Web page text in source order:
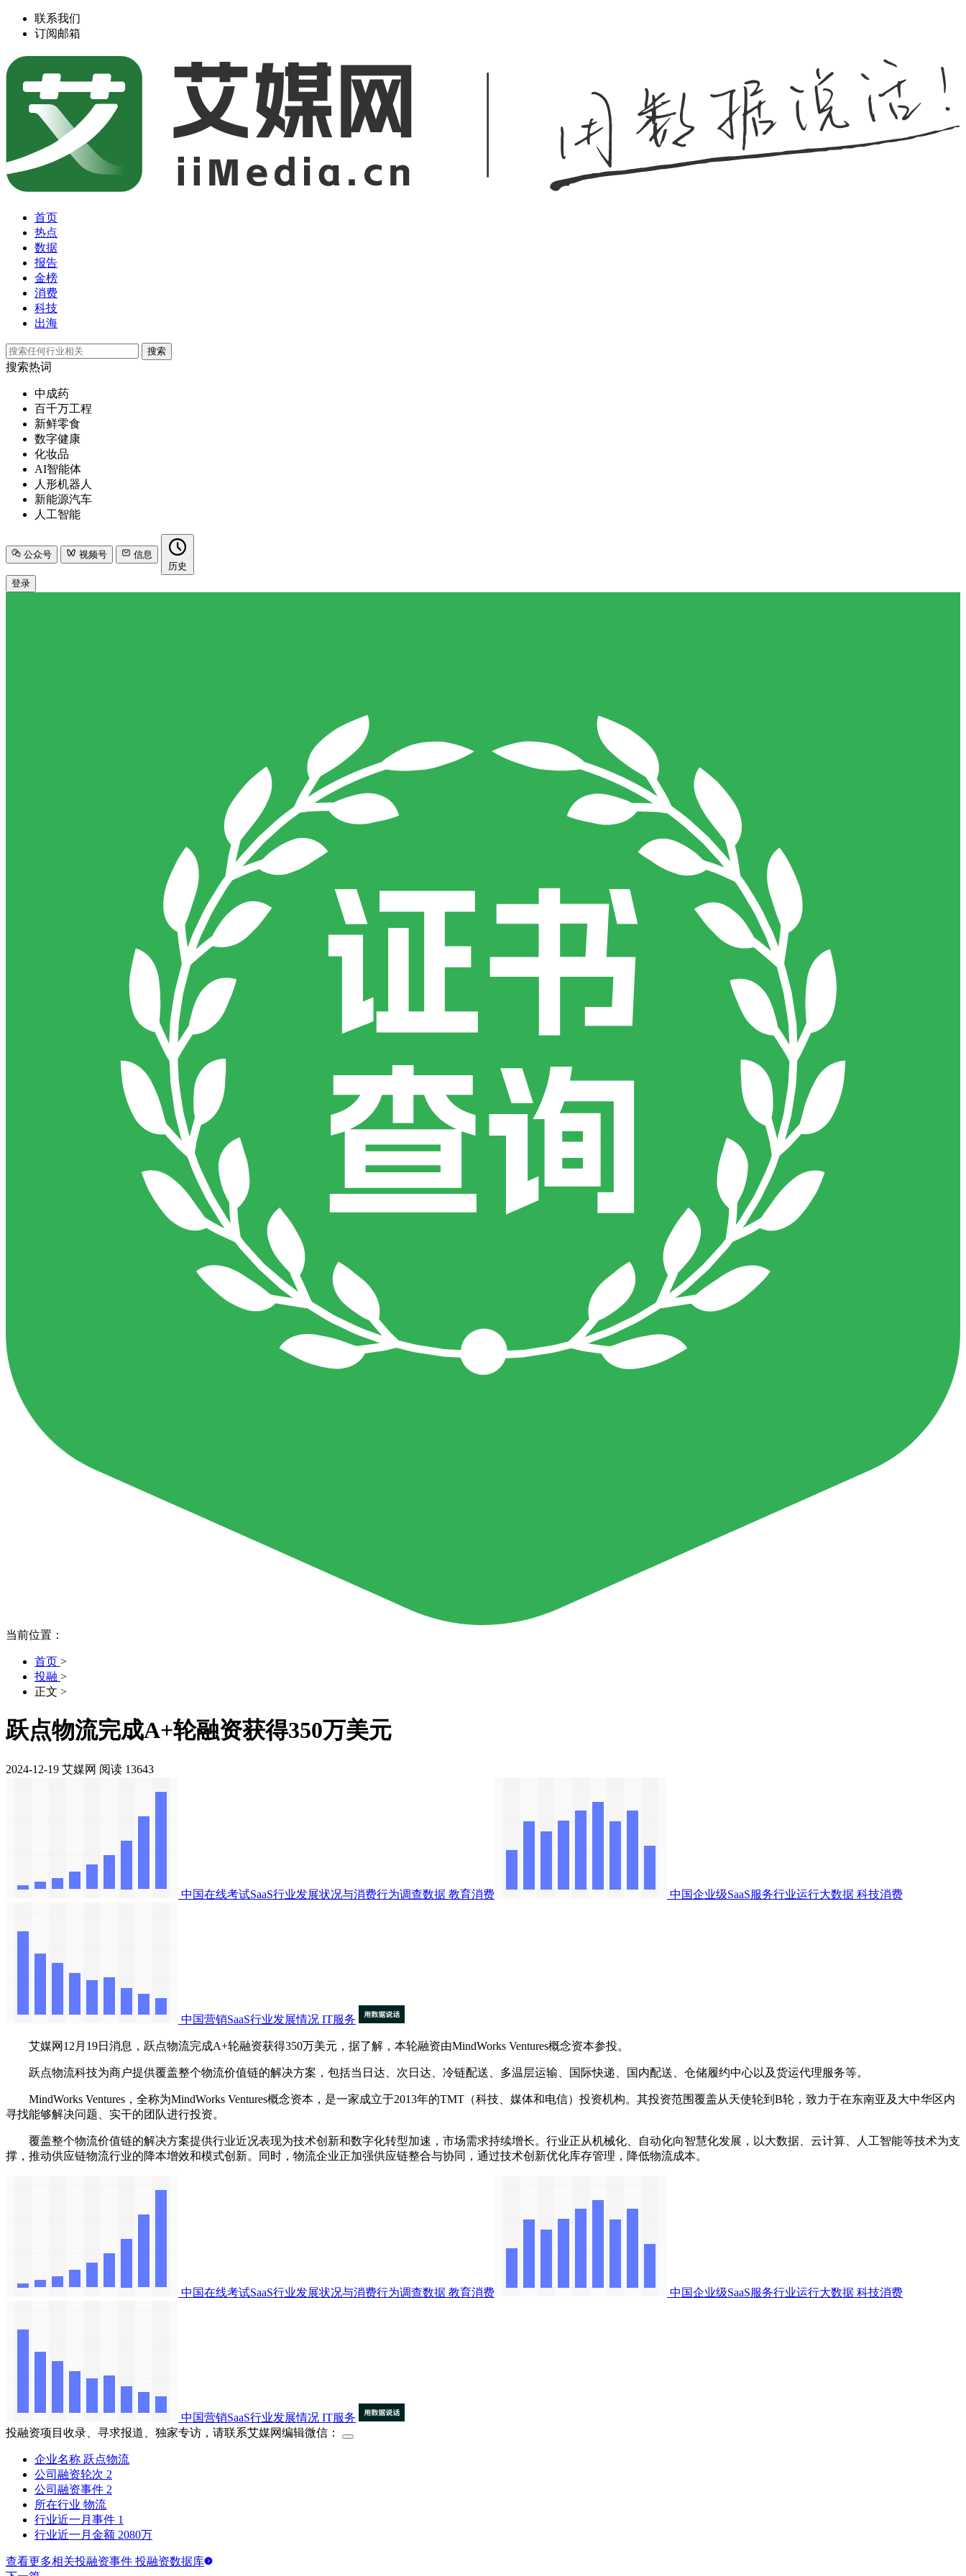
联系我们
订阅邮箱
首页
热点
数据
报告
金榜
消费
科技
出海
搜索
搜索热词
中成药
百千万工程
新鲜零食
数字健康
化妆品
AI智能体
人形机器人
新能源汽车
人工智能
公众号 视频号
信息
历史
登录
当前位置：
首页 >
投融 >
正文 >
跃点物流完成A+轮融资获得350万美元
2024-12-19 艾媒网 阅读 13643
中国在线考试SaaS行业发展状况与消费行为调查数据 教育消费 中国企业级SaaS服务行业运行大数据 科技消费
中国营销SaaS行业发展情况 IT服务
艾媒网12月19日消息，跃点物流完成A+轮融资获得350万美元，据了解，本轮融资由MindWorks Ventures概念资本参投。
跃点物流科技为商户提供覆盖整个物流价值链的解决方案，包括当日达、次日达、冷链配送、多温层运输、国际快递、国内配送、仓储履约中心以及货运代理服务等。
‌MindWorks Ventures‌，全称为MindWorks Ventures概念资本，是一家成立于2013年的TMT（科技、媒体和电信）投资机构。其投资范围覆盖从天使轮到B轮，致力于在东南亚及大中华区内
寻找能够解决问题、实干的团队进行投资。
覆盖整个物流价值链的解决方案提供行业近况表现为技术创新和数字化转型加速，市场需求持续增长。行业正从机械化、自动化向智慧化发展，以大数据、云计算、人工智能等技术为支
撑，推动供应链物流行业的降本增效和模式创新。同时，物流企业正加强供应链整合与协同，通过技术创新优化库存管理，降低物流成本。
中国在线考试SaaS行业发展状况与消费行为调查数据 教育消费 中国企业级SaaS服务行业运行大数据 科技消费
中国营销SaaS行业发展情况 IT服务
投融资项目收录、寻求报道、独家专访，请联系艾媒网编辑微信：
企业名称 跃点物流
公司融资轮次 2
公司融资事件 2
所在行业 物流
行业近一月事件 1
行业近一月金额 2080万
查看更多相关投融资事件 投融资数据库